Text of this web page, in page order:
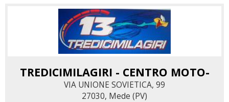
TREDICIMILAGIRI - CENTRO MOTO-
VIA UNIONE SOVIETICA, 99
27030, Mede (PV)